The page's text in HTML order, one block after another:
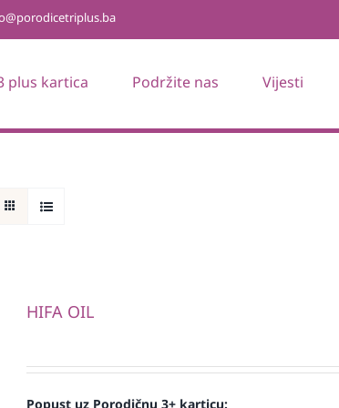
plus kartica Podržite nas Vijesti
HIFA OIL
Popust uz Porodičnu 3+ karticu: